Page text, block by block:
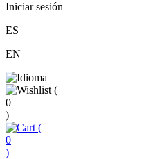
Iniciar sesión
ES
EN
(
0
)
(
0
)